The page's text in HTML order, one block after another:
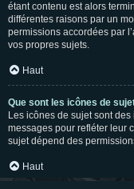
étant contenu est alors
différentes raisons par un
permissions accordées par
vos propres sujets.
Haut
Que sont les icônes de
Les icônes de sujet sont
messages pour refléter leur
sujet dépend des
Haut